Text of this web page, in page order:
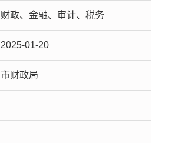
财政、金融、审计、税务
2025-01-20
市财政局